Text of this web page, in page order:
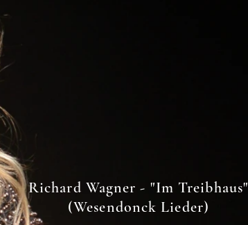
Richard Wagner - "Im Treibhaus"
(Wesendonck Lieder)